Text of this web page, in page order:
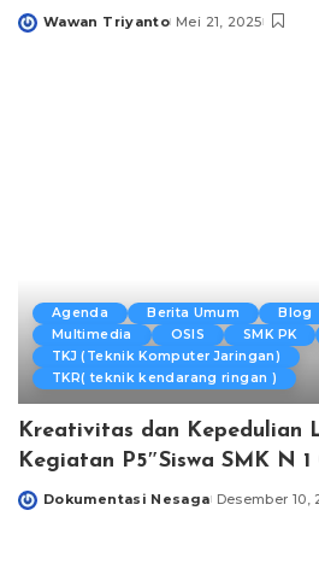
Posted
Wawan Triyanto Mei 21, 2025
Agenda Berita Umum Blog
Multimedia
OSIS SMK PK
TKJ (Teknik Komputer Jaringan)
TKR( teknik kendarang ringan )
Kreativitas dan Kepedulian
Kegiatan P5″Siswa SMK N
Posted
Dokumentasi Nesaga Desember 10,